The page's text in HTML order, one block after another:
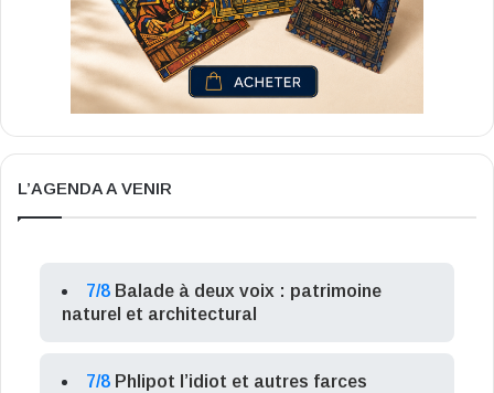
L’AGENDA A VENIR
7/8 Balade à deux voix : patrimoine
naturel et architectural
7/8 Phlipot l’idiot et autres farces